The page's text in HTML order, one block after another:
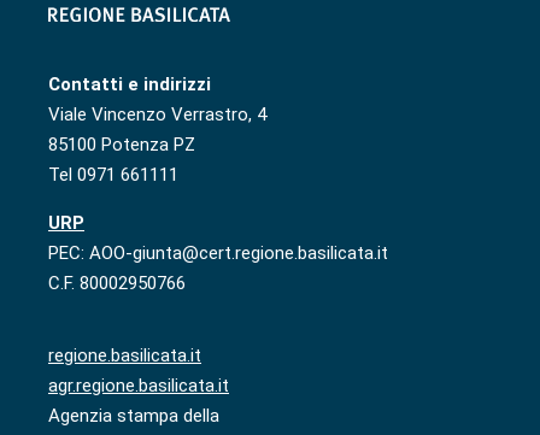
Contatti e indirizzi
Viale Vincenzo Verrastro, 4
85100 Potenza PZ
Tel 0971 661111
URP
PEC: AOO-giunta@cert.regione.basilicata.it
C.F. 80002950766
regione.basilicata.it
agr.regione.basilicata.it
Agenzia stampa della